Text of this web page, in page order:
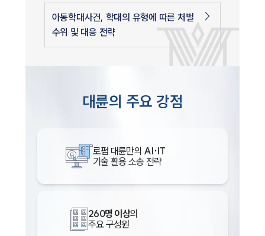
아동학대사건, 학대의 유형에 따른 처벌
수위 및 대응 전략
대륜의 주요 강점
로펌 대륜만의 AI·IT
기술 활용 소송 전략
260명 이상의
주요 구성원